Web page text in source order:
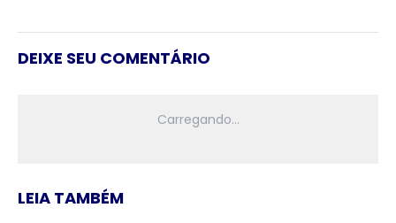
DEIXE SEU COMENTÁRIO
LEIA TAMBÉM